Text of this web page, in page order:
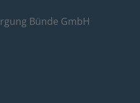
Bünde GmbH